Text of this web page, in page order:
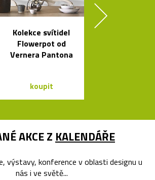
Kolekce svítidel
Flowerpot od
Vernera Pantona
koupit
AKCE Z KALENDÁŘE
výstavy, konference v oblasti designu u
nás i ve světě...